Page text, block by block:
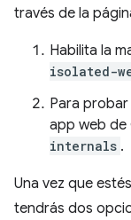
través de la
Habilita la
isolated-
Para probar
app web de
internals .
Una vez que
tendrás dos